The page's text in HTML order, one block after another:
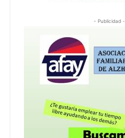
- Publicidad -